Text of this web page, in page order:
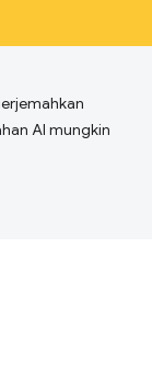
AI mungkin